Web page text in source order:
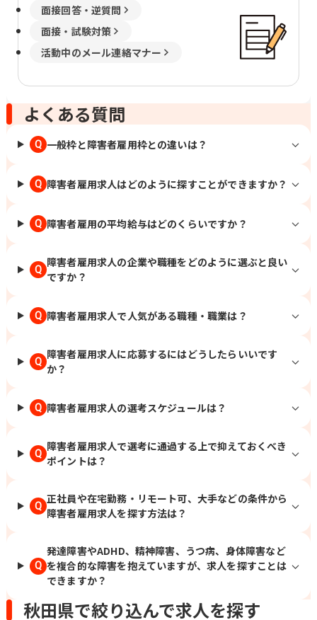
面接回答・逆質問
面接・試験対策
活動中のメール連絡マナー
よくある質問
Q 一般枠と障害者雇用枠との違いは？
Q 障害者雇用求人はどのように探すことができますか？
Q 障害者雇用の平均給与はどのくらいですか？
Q
障害者雇用求人の企業や職種をどのように選ぶと良い
ですか？
Q 障害者雇用求人で人気がある職種・職業は？
Q
障害者雇用求人に応募するにはどうしたらいいです
か？
Q 障害者雇用求人の選考スケジュールは？
Q
障害者雇用求人で選考に通過する上で抑えておくべき
ポイントは？
Q
正社員や在宅勤務・リモート可、大手などの条件から
障害者雇用求人を探す方法は？
Q
発達障害やADHD、精神障害、うつ病、身体障害など
を複合的な障害を抱えていますが、求人を探すことは
できますか？
秋田県で絞り込んで求人を探す